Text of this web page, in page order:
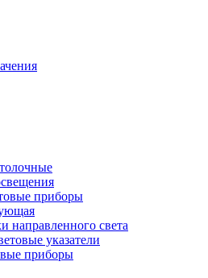
приборы
направленного света
указатели
приборы